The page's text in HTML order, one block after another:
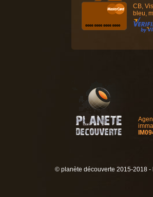
CB,
bleu,
© planète découverte 2015-2018 -